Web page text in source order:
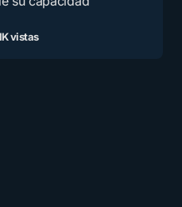
vistas